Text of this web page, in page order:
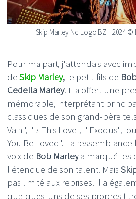
Skip Marley No Logo BZH 2024 ©
Pour ma part, j'attendais avec
de Skip Marley, le petit-fils de
Cedella Marley. Il a offert une
mémorable, interprétant
classiques de son grand-père
Vain", "Is This Love", "Exodus",
You Be Loved". La
voix de Bob Marleya marqué les
l'étendue de son talent. Mais
pas limité aux reprises. Il a
quelques-uns de ses propres